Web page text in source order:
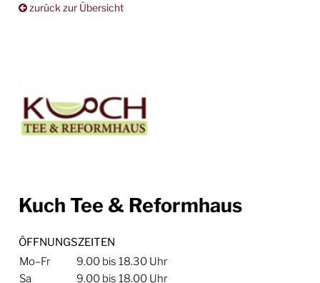
zurück zur Übersicht
Kuch Tee & Reformhaus
ÖFFNUNGSZEITEN
Mo–Fr
9.00 bis 18.30 Uhr
Sa
9.00 bis 18.00 Uhr